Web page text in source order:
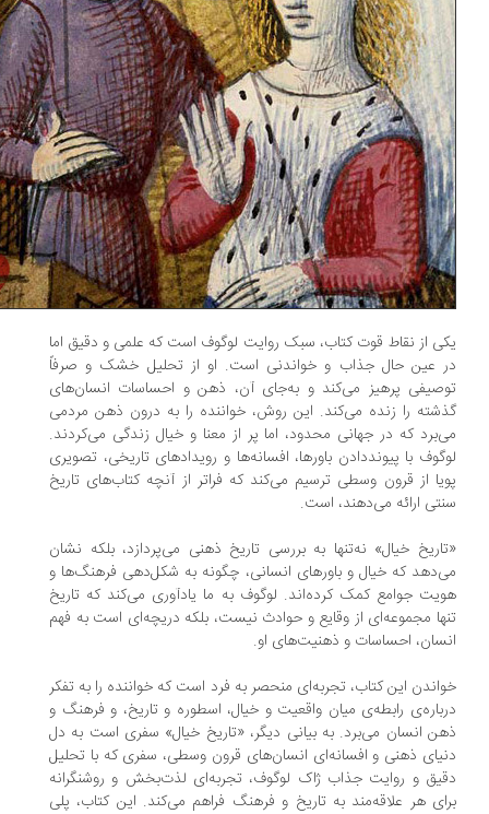
از نقاط قوت کتاب، سبک روایت لوگوف است که علمی و دقیق اما
عین حال جذاب و خواندنی است. او از تحلیل خشک و صرفاً
پرهیز می‌کند و به‌جای آن، ذهن و احساسات انسان‌های
را زنده می‌کند. این روش، خواننده را به درون ذهن مردمی
که در جهانی محدود، اما پر از معنا و خیال زندگی می‌کردند.
با پیونددادن باورها، افسانه‌ها و رویدادهای تاریخی، تصویری
از قرون وسطی ترسیم می‌کند که فراتر از آنچه کتاب‌های تاریخ
ارائه می‌دهند، است.
خیال» نه‌تنها به بررسی تاریخ ذهنی می‌پردازد، بلکه نشان
که خیال و باورهای انسانی، چگونه به شکل‌دهی فرهنگ‌ها و
جوامع کمک کرده‌اند. لوگوف به ما یادآوری می‌کند که تاریخ
مجموعه‌ای از وقایع و حوادث نیست، بلکه دریچه‌ای است به فهم
احساسات و ذهنیت‌های او.
این کتاب، تجربه‌ای منحصر به فرد است که خواننده را به تفکر
رابطه‌ی میان واقعیت و خیال، اسطوره و تاریخ، و فرهنگ و
انسان می‌برد. به بیانی دیگر، «تاریخ خیال» سفری است به دل
ذهنی و افسانه‌ای انسان‌های قرون وسطی، سفری که با تحلیل
و روایت جذاب ژاک لوگوف، تجربه‌ای لذت‌بخش و روشنگرانه
هر علاقه‌مند به تاریخ و فرهنگ فراهم می‌کند. این کتاب، پلی